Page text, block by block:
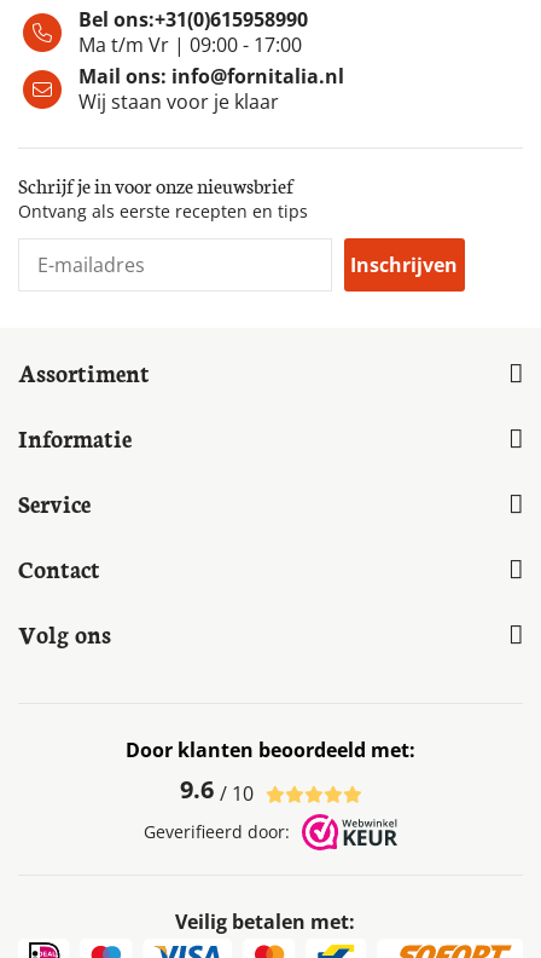
Bel ons:+31(0)615958990
Ma t/m Vr | 09:00 - 17:00
Mail ons: info@fornitalia.nl
Wij staan voor je klaar
Schrijf je in voor onze nieuwsbrief
Ontvang als eerste recepten en tips
Inschrijven
Assortiment
Informatie
Service
Contact
Volg ons
Door klanten beoordeeld met:
9.6 / 10
Geverifieerd door:
Veilig betalen met: